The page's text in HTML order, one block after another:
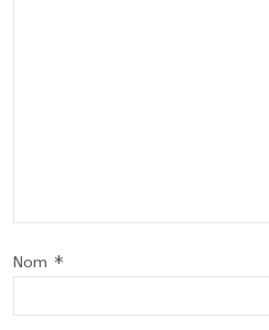
Nom *